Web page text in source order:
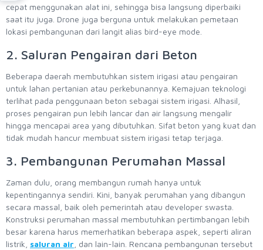
cepat menggunakan alat ini, sehingga bisa langsung diperbaiki
saat itu juga. Drone juga berguna untuk melakukan pemetaan
lokasi pembangunan dari langit alias bird-eye mode.
2. Saluran Pengairan dari Beton
Beberapa daerah membutuhkan sistem irigasi atau pengairan
untuk lahan pertanian atau perkebunannya. Kemajuan teknologi
terlihat pada penggunaan beton sebagai sistem irigasi. Alhasil,
proses pengairan pun lebih lancar dan air langsung mengalir
hingga mencapai area yang dibutuhkan. Sifat beton yang kuat dan
tidak mudah hancur membuat sistem irigasi tetap terjaga.
3. Pembangunan Perumahan Massal
Zaman dulu, orang membangun rumah hanya untuk
kepentingannya sendiri. Kini, banyak perumahan yang dibangun
secara massal, baik oleh pemerintah atau developer swasta.
Konstruksi perumahan massal membutuhkan pertimbangan lebih
besar karena harus memerhatikan beberapa aspek, seperti aliran
listrik, saluran air , dan lain-lain. Rencana pembangunan tersebut